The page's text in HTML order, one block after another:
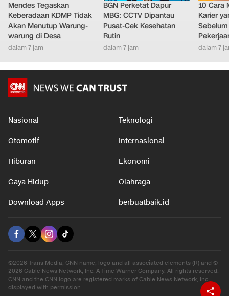
Mendes Tegaskan
Keberadaan KDMP Tidak
Akan Menutup Warung-
warung di Desa
dalam 7 jam
BGN Perketat Dapur
MBG: CCTV Dipantau
Pusat-Cek Kesehatan
Rutin
dalam 7 jam
10 Cara
Karier
dalam 7
Nasional Teknologi
Otomotif Internasional
Hiburan Ekonomi
Gaya Hidup Olahraga
Download Apps berbuatbaik.id
©2026 Trans Media, CNN name, logo and all associated elements (R) and ©
2026 Cable News Network, Inc. A Time Warner Company. All rights reserved.
CNN and the CNN logo are registered marks of Cable News Network, Inc.,
displayed with permission.